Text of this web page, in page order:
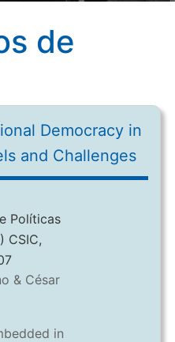
de
Democracy in
and Challenges
Políticas
CSIC,
& César
in